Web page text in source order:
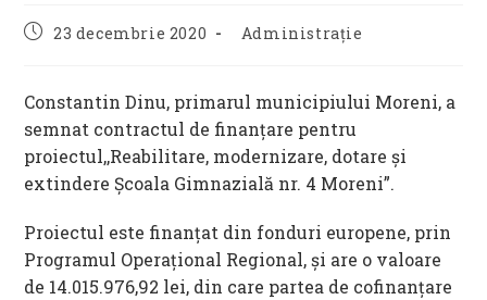
Post23 decembrie 2020
Post
Administrație
Constantin Dinu, primarul municipiului Moreni, a
semnat contractul de finanţare pentru
proiectul,,Reabilitare, modernizare, dotare şi
extindere Şcoala Gimnazială nr. 4 Moreni”.
Proiectul este finanţat din fonduri europene, prin
Programul Operaţional Regional, şi are o valoare
de 14.015.976,92 lei, din care partea de cofinanţare